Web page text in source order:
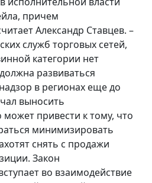
причем
Александр Ставцев. –
служб торговых сетей,
категории нет
развиваться
в регионах еще до
выносить
привести к тому, что
минимизировать
снять с продажи
Закон
во взаимодействие